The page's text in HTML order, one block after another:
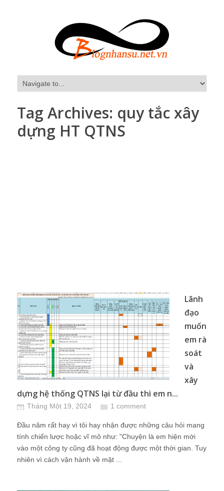
Tag Archives: quy tắc xây
dựng HT QTNS
Lãnh
đạo
muốn
em rà
soát
và
xây
dựng hệ thống QTNS lại từ đầu thì em n...
Tháng Một 19, 2024 1 comment
Đầu năm rất hay vì tôi hay nhận được những câu hỏi mang
tính chiến lược hoặc vĩ mô như: "Chuyện là em hiện mới
vào một công ty cũng đã hoạt động được một thời gian. Tuy
nhiên vì cách vận hành về mặt ...